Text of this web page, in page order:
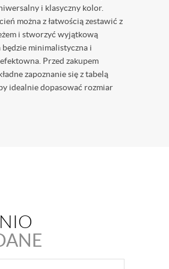
i klasyczny kolor.
można z łatwością zestawić z
i stworzyć wyjątkową
minimalistyczna i
Przed zakupem
zapoznanie się z tabelą
idealnie dopasować rozmiar